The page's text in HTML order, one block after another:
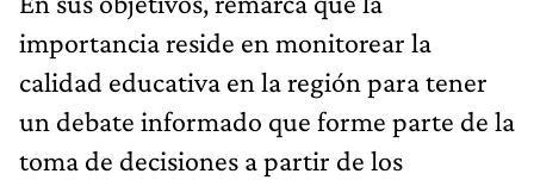
importancia reside en monitorear la
calidad educativa en la región para tener
un debate informado que forme parte de la
toma de decisiones a partir de los